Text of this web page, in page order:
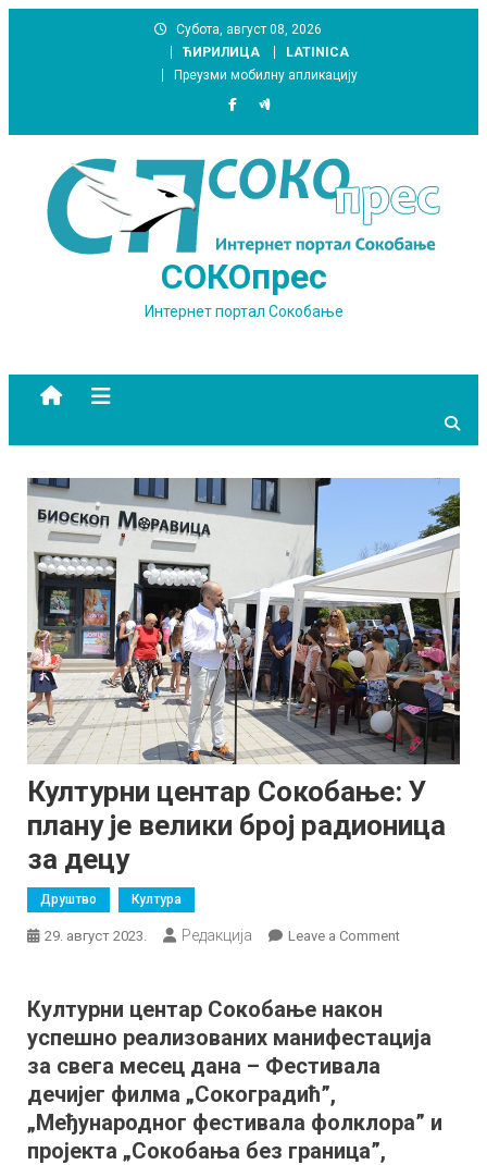
Субота, август 08, 2026
ЋИРИЛИЦА
LATINICA
Преузми мобилну апликацију
СОКОпрес
Интернет портал Сокобање
Културни центар Сокобање: У
плану је велики број радионица
за децу
Друштво Култура
29. август 2023. Редакција Leave a Commenton
У
велики
број
Културни центар Сокобање након
успешно реализованих манифестација
за свега месец дана – Фестивала
дечијег филма „Сокоградић”,
„Међународног фестивала фолклора” и
пројекта „Сокобања без граница”,